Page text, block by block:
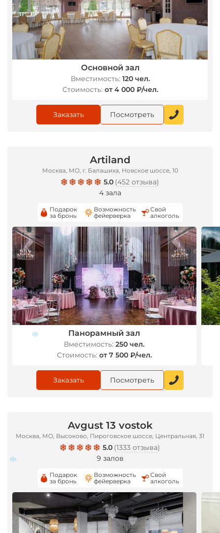
Основной зал
Вместимость: 120 чел.
Стоимость: от 4 000 ₽/чел.
Заказать Посмотреть
Artiland
Москва, МО, г. Балашиха, Новское шоссе, 10
5.0 (452 отзыва)
4 зала
Подарок
за бронь
Возможность
фейерверка
Свой
алкоголь
Панорамный зал
Вместимость: 250 чел.
Стоимость: от 7 500 ₽/чел.
Заказать Посмотреть
Avgust 13 vostok
Москва, МО, Высоково, Пироговское шоссе, Центральная, 31
5.0 (1333 отзыва)
9 залов
Подарок
за бронь
Возможность
фейерверка
Свой
алкоголь
*